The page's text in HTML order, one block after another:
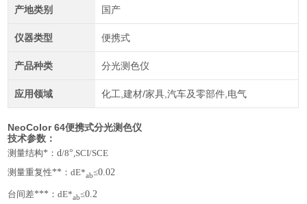
产地类别 国产
仪器类型 便携式
产品种类 分光测色仪
应用领域 化工,建材/家具,汽车及零部件,电气
NeoColor 64便携式分光测色仪
技术参数：
测量结构* ：d/8°,SCI/SCE
测量重复性** ：dE*ab≤0.02
台间差*** ：dE*ab≤0.2